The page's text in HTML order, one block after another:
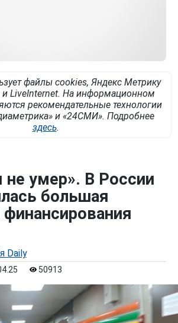
файлы cookies, Яндекс Метрику
LiveInternet. На информационном
рекомендательные технологии
и «24СМИ». Подробнее
здесь.
умер». В России
большая
Daily
50913